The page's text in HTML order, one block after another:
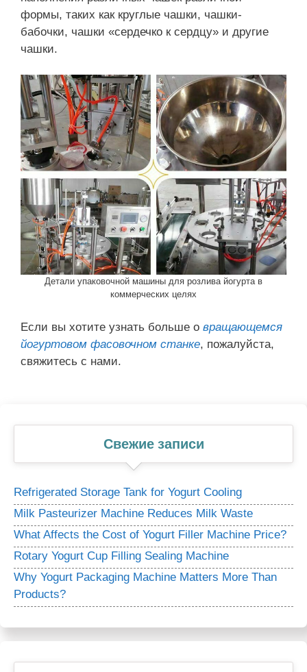
формы, таких как круглые чашки, чашки-
бабочки, чашки «сердечко к сердцу» и другие
чашки.
Детали упаковочной машины для розлива йогурта в
коммерческих целях
Если вы хотите узнать больше о вращающемся
йогуртовом фасовочном станке, пожалуйста,
свяжитесь с нами.
Свежие записи
Refrigerated Storage Tank for Yogurt Cooling
Milk Pasteurizer Machine Reduces Milk Waste
What Affects the Cost of Yogurt Filler Machine Price?
Rotary Yogurt Cup Filling Sealing Machine
Why Yogurt Packaging Machine Matters More Than
Products?